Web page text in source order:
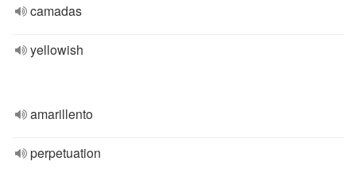
camadas
yellowish
amarillento
perpetuation